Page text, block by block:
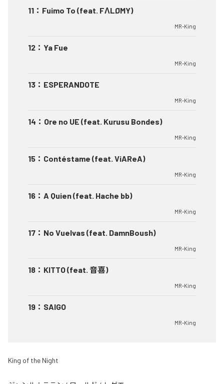
11 ： Fuimo To (feat. FΛLØMY)
MR-King
12 ： Ya Fue
MR-King
13 ： ESPERANDOTE
MR-King
14 ： Ore no UE (feat. Kurusu Bondes)
MR-King
15 ： Contéstame (feat. ViAReA)
MR-King
16 ： A Quien (feat. Hache bb)
MR-King
17 ： No Vuelvas (feat. DamnBoush)
MR-King
18 ： KITTO (feat. 音喜)
MR-King
19 ： SAIGO
MR-King
King of the Night